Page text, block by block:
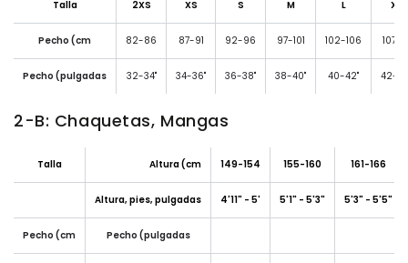
Talla 2XS XS S M L XL
Pecho (cm 82-86 87-91 92-96 97-101 102-106 107-
Pecho (pulgadas 32-34" 34-36" 36-38" 38-40" 40-42" 42-
2-B: Chaquetas, Mangas
Talla Altura (cm 149-154 155-160 161-166
Altura, pies, pulgadas 4'11" - 5' 5'1" - 5'3" 5'3" - 5'5"
Pecho (cm Pecho (pulgadas